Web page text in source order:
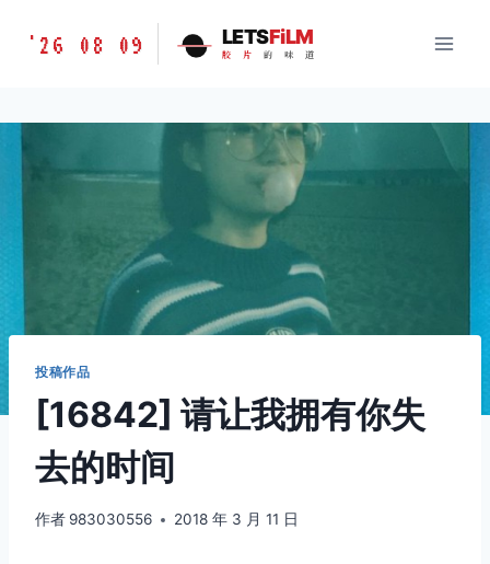
胶
味
LETSFILM
'26 08 09 LETSFiLM
胶 片 的 味 道
投稿作品
[16842] 请让我拥有你失
去的时间
作者 983030556 2018 年 3 月 11 日